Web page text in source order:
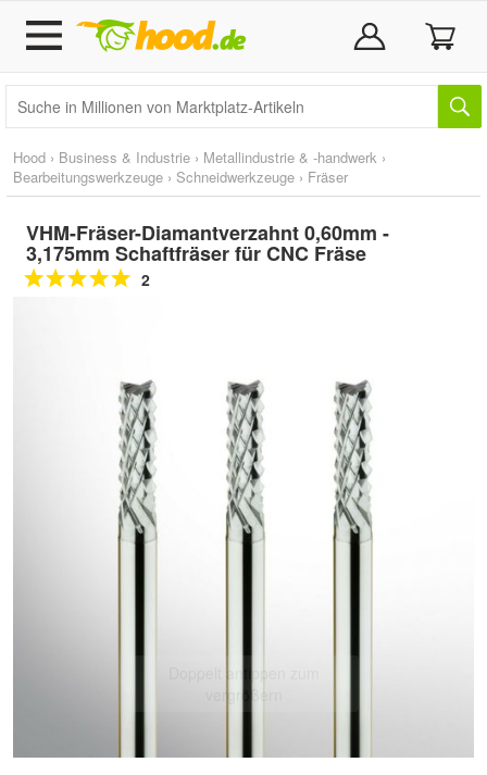
Hood › Business & Industrie › Metallindustrie & -handwerk ›
Bearbeitungswerkzeuge › Schneidwerkzeuge › Fräser
VHM-Fräser-Diamantverzahnt 0,60mm -
3,175mm Schaftfräser für CNC Fräse
2